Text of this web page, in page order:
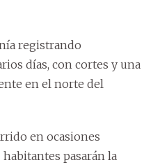
registrando
días, con cortes y una
en el norte del
en ocasiones
pasarán la